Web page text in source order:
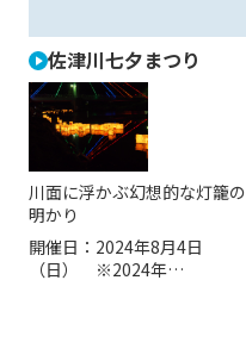
佐津川七夕まつり
川面に浮かぶ幻想的な灯籠の
明かり
開催日： 2024年8月4日
（日） ※2024年…